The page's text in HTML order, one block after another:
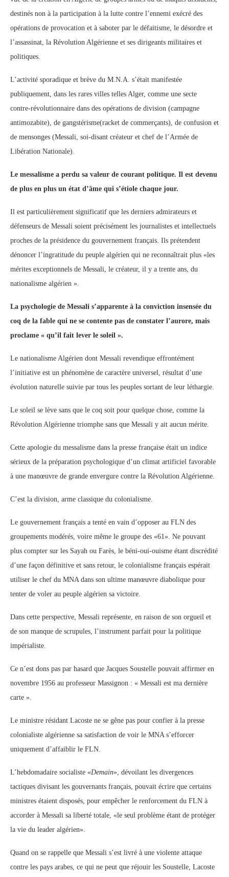
destinés non à la participation à la lutte contre l’ennemi exécré des
opérations de provocation et à saboter par le défaitisme, le désordre et
l’assassinat, la Révolution Algérienne et ses dirigeants militaires et
politiques.
L’activité sporadique et brève du M.N.A. s’était manifestée
publiquement, dans les rares villes telles Alger, comme une secte
contre-révolutionnaire dans des opérations de division (campagne
antimozabite), de gangstérisme(racket de commerçants), de confusion et
de mensonges (Messali, soi-disant créateur et chef de l’Armée de
Libération Nationale).
Le messalisme a perdu sa valeur de courant politique. Il est devenu
de plus en plus un état d’âme qui s’étiole chaque jour.
Il est particulièrement significatif que les derniers admirateurs et
défenseurs de Messali soient précisément les journalistes et intellectuels
proches de la présidence du gouvernement français. Ils prétendent
dénoncer l’ingratitude du peuple algérien qui ne reconnaîtrait plus «les
mérites exceptionnels de Messali, le créateur, il y a trente ans, du
nationalisme algérien ».
La psychologie de Messali s’apparente à la conviction insensée du
coq de la fable qui ne se contente pas de constater l’aurore, mais
proclame « qu’il fait lever le soleil ».
Le nationalisme Algérien dont Messali revendique effrontément
l’initiative est un phénomène de caractère universel, résultat d’une
évolution naturelle suivie par tous les peuples sortant de leur léthargie.
Le soleil se lève sans que le coq soit pour quelque chose, comme la
Révolution Algérienne triomphe sans que Messali y ait aucun mérite.
Cette apologie du messalisme dans la presse française était un indice
sérieux de la préparation psychologique d’un climat artificiel favorable
à une manœuvre de grande envergure contre la Révolution Algérienne.
C’est la division, arme classique du colonialisme.
Le gouvernement français a tenté en vain d’opposer au FLN des
groupements modérés, voire même le groupe des «61». Ne pouvant
plus compter sur les Sayah ou Farès, le béni-oui-ouisme étant discrédité
d’une façon définitive et sans retour, le colonialisme français espérait
utiliser le chef du MNA dans son ultime manœuvre diabolique pour
tenter de voler au peuple algérien sa victoire.
Dans cette perspective, Messali représente, en raison de son orgueil et
de son manque de scrupules, l’instrument parfait pour la politique
impérialiste.
Ce n’est dons pas par hasard que Jacques Soustelle pouvait affirmer en
novembre 1956 au professeur Massignon : « Messali est ma dernière
carte ».
Le ministre résidant Lacoste ne se gêne pas pour confier à la presse
colonialiste algérienne sa satisfaction de voir le MNA s’efforcer
uniquement d’affaiblir le FLN.
L’hebdomadaire socialiste «Demain», dévoilant les divergences
tactiques divisant les gouvernants français, pouvait écrire que certains
ministres étaient disposés, pour empêcher le renforcement du FLN à
accorder à Messali sa liberté totale, «le seul problème étant de protéger
la vie du leader algérien».
Quand on se rappelle que Messali s’est livré à une violente attaque
contre les pays arabes, ce qui ne peut que réjouir les Soustelle, Lacoste